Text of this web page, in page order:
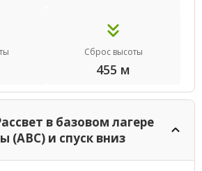
Сброс высоты
455 м
в базовом лагере
(ABC) и спуск вниз